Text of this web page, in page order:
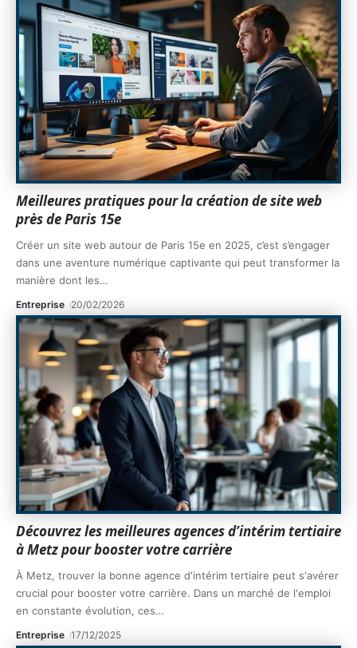
Meilleures pratiques pour la création de site web
près de Paris 15e
Créer un site web autour de Paris 15e en 2025, c’est s’engager
dans une aventure numérique captivante qui peut transformer la
manière dont les…
Entreprise 20/02/2026
Découvrez les meilleures agences d’intérim tertiaire
à Metz pour booster votre carrière
À Metz, trouver la bonne agence d'intérim tertiaire peut s'avérer
crucial pour booster votre carrière. Dans un marché de l'emploi
en constante évolution, ces…
Entreprise 17/12/2025